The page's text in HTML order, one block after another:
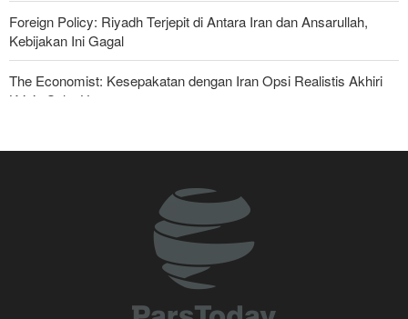
Foreign Policy: Riyadh Terjepit di Antara Iran dan Ansarullah,
Kebijakan Ini Gagal
The Economist: Kesepakatan dengan Iran Opsi Realistis Akhiri
Krisis Selat Hormuz
Brigjen Akrami Nia: Artesh dalam Kondisi Siaga Penuh
Anggota Kongres AS Khawatirkan Dampak Menipisnya Rudal